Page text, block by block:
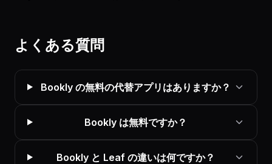
よくある質問
Bookly の無料の代替アプリはありますか？
Bookly は無料ですか？
Bookly と Leaf の違いは何ですか？